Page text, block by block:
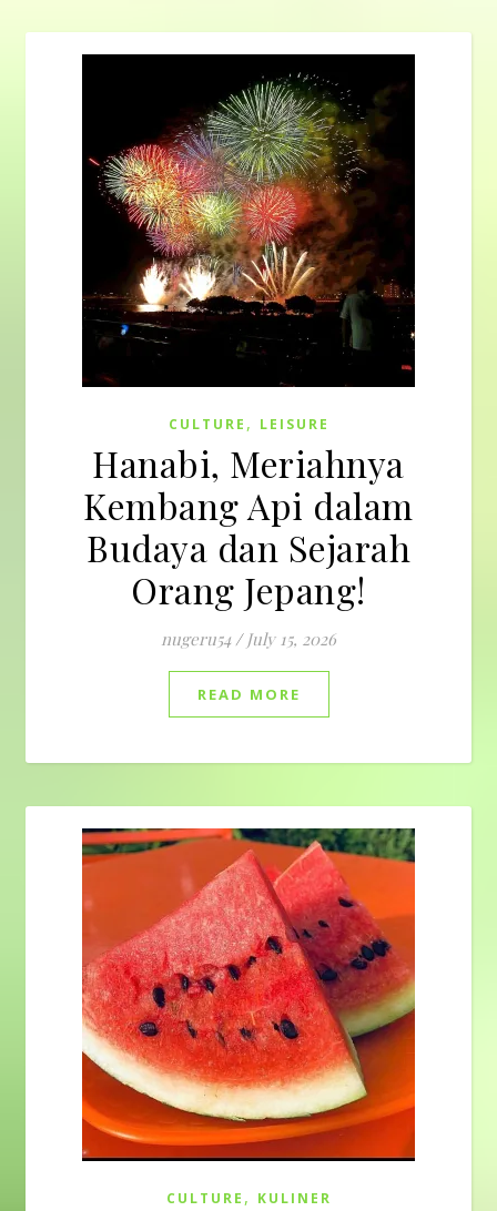
CULTURE , LEISURE
Hanabi, Meriahnya
Kembang Api dalam
Budaya dan Sejarah
Orang Jepang!
nugeru54 / July 15, 2026
READ MORE
CULTURE , KULINER